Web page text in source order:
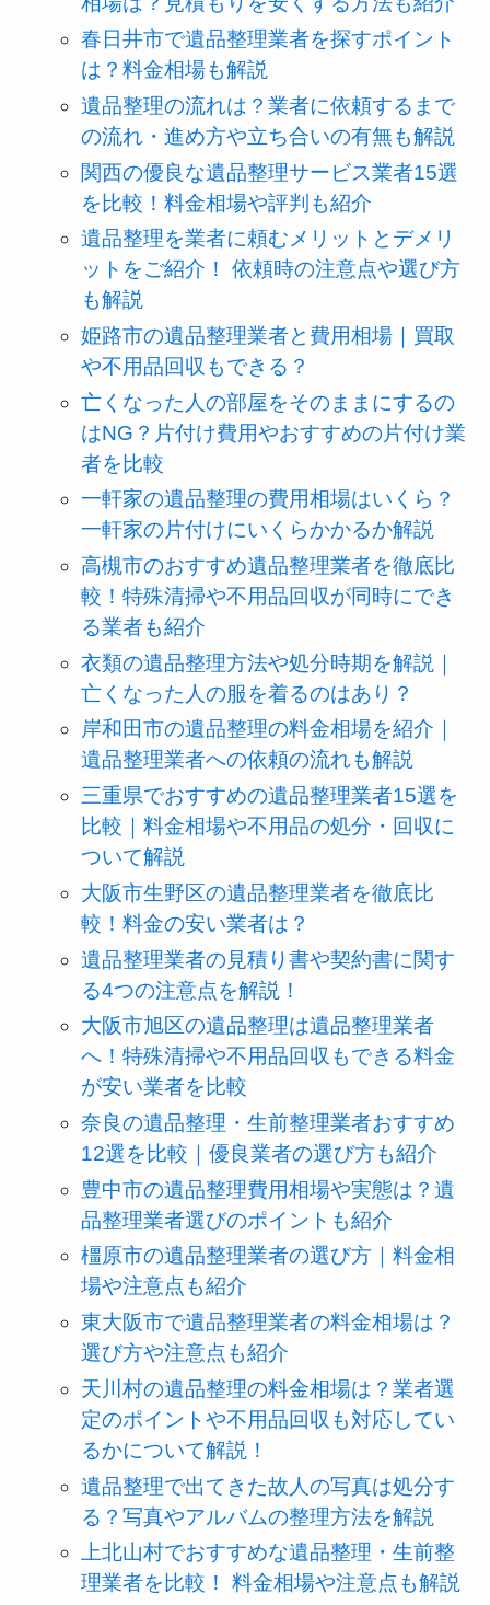
春日井市で遺品整理業者を探すポイント
は？料金相場も解説
遺品整理の流れは？業者に依頼するまで
の流れ・進め方や立ち合いの有無も解説
関西の優良な遺品整理サービス業者15選
を比較！料金相場や評判も紹介
遺品整理を業者に頼むメリットとデメリ
ットをご紹介！ 依頼時の注意点や選び方
も解説
姫路市の遺品整理業者と費用相場｜買取
や不用品回収もできる？
亡くなった人の部屋をそのままにするの
はNG？片付け費用やおすすめの片付け業
者を比較
一軒家の遺品整理の費用相場はいくら？
一軒家の片付けにいくらかかるか解説
高槻市のおすすめ遺品整理業者を徹底比
較！特殊清掃や不用品回収が同時にでき
る業者も紹介
衣類の遺品整理方法や処分時期を解説｜
亡くなった人の服を着るのはあり？
岸和田市の遺品整理の料金相場を紹介｜
遺品整理業者への依頼の流れも解説
三重県でおすすめの遺品整理業者15選を
比較｜料金相場や不用品の処分・回収に
ついて解説
大阪市生野区の遺品整理業者を徹底比
較！料金の安い業者は？
遺品整理業者の見積り書や契約書に関す
る4つの注意点を解説！
大阪市旭区の遺品整理は遺品整理業者
へ！特殊清掃や不用品回収もできる料金
が安い業者を比較
奈良の遺品整理・生前整理業者おすすめ
12選を比較｜優良業者の選び方も紹介
豊中市の遺品整理費用相場や実態は？遺
品整理業者選びのポイントも紹介
橿原市の遺品整理業者の選び方｜料金相
場や注意点も紹介
東大阪市で遺品整理業者の料金相場は？
選び方や注意点も紹介
天川村の遺品整理の料金相場は？業者選
定のポイントや不用品回収も対応してい
るかについて解説！
遺品整理で出てきた故人の写真は処分す
る？写真やアルバムの整理方法を解説
上北山村でおすすめな遺品整理・生前整
理業者を比較！ 料金相場や注意点も解説